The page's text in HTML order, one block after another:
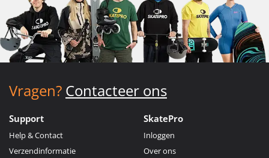
Vragen? Contacteer ons
Support
Help & Contact
Verzendinformatie
SkatePro
Inloggen
Over ons